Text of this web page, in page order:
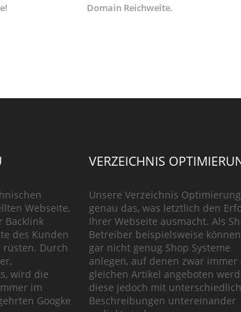
Domain Reichweite.
Webseite,
Backlink
des Kunden
Durch
wird die
im
Googke
VERZEICHNIS
Unsere Verzeichnis
genau das, was letztlich den
Ihrer Webseite ausmacht. Als
Betreiber beispielsweise
gar nicht genug Shop Systeme
anlegen, auf denen zwar immer
gleichen Artikel angeboten
diese jedoch mit
Beschreibungen untereinander